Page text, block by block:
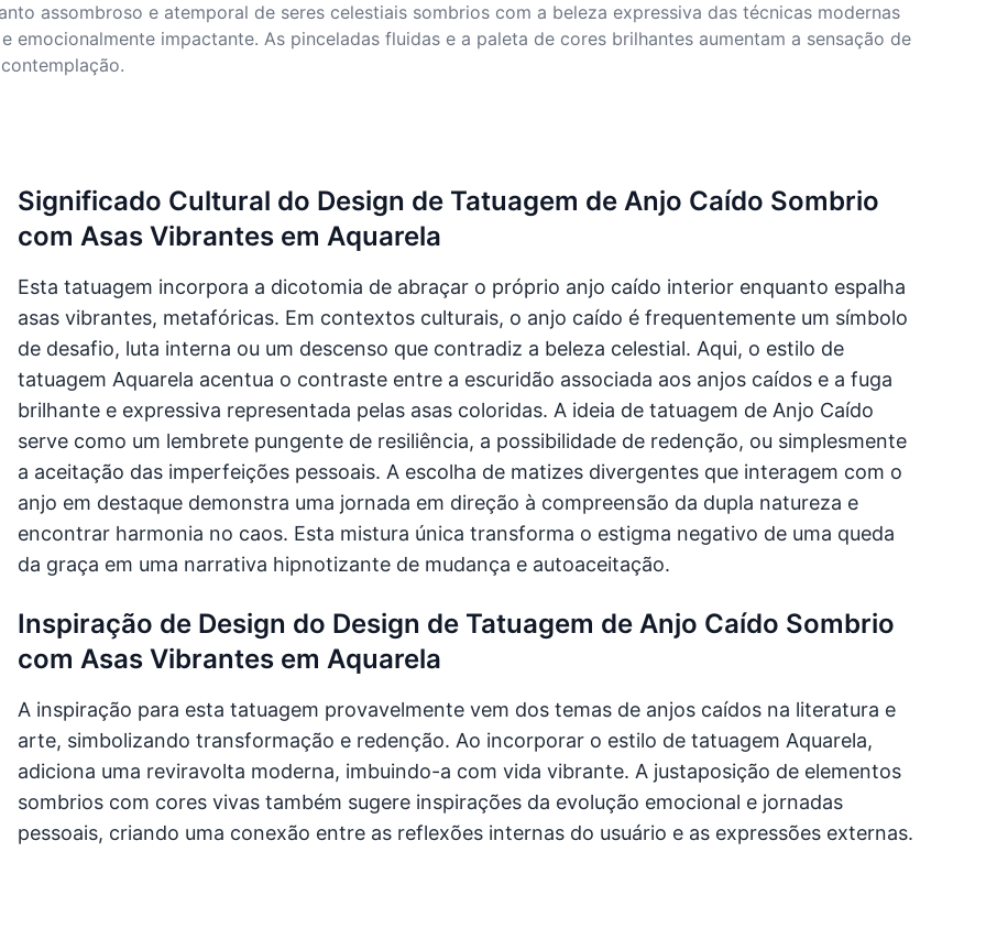
assombroso e atemporal de seres celestiais sombrios com a beleza expressiva das técnicas modernas
emocionalmente impactante. As pinceladas fluidas e a paleta de cores brilhantes aumentam a sensação de
Significado Cultural do Design de Tatuagem de Anjo Caído Sombrio
com Asas Vibrantes em Aquarela
Esta tatuagem incorpora a dicotomia de abraçar o próprio anjo caído interior enquanto espalha
asas vibrantes, metafóricas. Em contextos culturais, o anjo caído é frequentemente um símbolo
de desafio, luta interna ou um descenso que contradiz a beleza celestial. Aqui, o estilo de
tatuagem Aquarela acentua o contraste entre a escuridão associada aos anjos caídos e a fuga
brilhante e expressiva representada pelas asas coloridas. A ideia de tatuagem de Anjo Caído
serve como um lembrete pungente de resiliência, a possibilidade de redenção, ou simplesmente
a aceitação das imperfeições pessoais. A escolha de matizes divergentes que interagem com o
anjo em destaque demonstra uma jornada em direção à compreensão da dupla natureza e
encontrar harmonia no caos. Esta mistura única transforma o estigma negativo de uma queda
da graça em uma narrativa hipnotizante de mudança e autoaceitação.
Inspiração de Design do Design de Tatuagem de Anjo Caído Sombrio
com Asas Vibrantes em Aquarela
A inspiração para esta tatuagem provavelmente vem dos temas de anjos caídos na literatura e
arte, simbolizando transformação e redenção. Ao incorporar o estilo de tatuagem Aquarela,
adiciona uma reviravolta moderna, imbuindo-a com vida vibrante. A justaposição de elementos
sombrios com cores vivas também sugere inspirações da evolução emocional e jornadas
pessoais, criando uma conexão entre as reflexões internas do usuário e as expressões externas.